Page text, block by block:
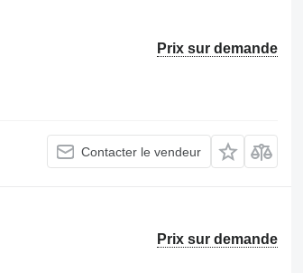
Prix sur demande
Contacter le vendeur
Prix sur demande